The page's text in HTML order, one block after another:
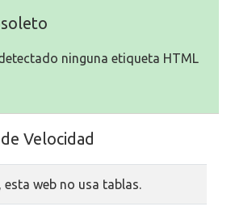
ninguna etiqueta HTML
Velocidad
esta web no usa tablas.